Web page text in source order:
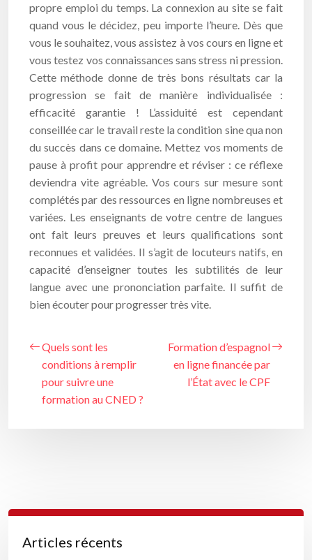
propre emploi du temps. La connexion au site se fait
quand vous le décidez, peu importe l’heure. Dès que
vous le souhaitez, vous assistez à vos cours en ligne et
vous testez vos connaissances sans stress ni pression.
Cette méthode donne de très bons résultats car la
progression se fait de manière individualisée :
efficacité garantie ! L’assiduité est cependant
conseillée car le travail reste la condition sine qua non
du succès dans ce domaine. Mettez vos moments de
pause à profit pour apprendre et réviser : ce réflexe
deviendra vite agréable. Vos cours sur mesure sont
complétés par des ressources en ligne nombreuses et
variées. Les enseignants de votre centre de langues
ont fait leurs preuves et leurs qualifications sont
reconnues et validées. Il s’agit de locuteurs natifs, en
capacité d’enseigner toutes les subtilités de leur
langue avec une prononciation parfaite. Il suffit de
bien écouter pour progresser très vite.
Quels sont les
conditions à remplir
pour suivre une
formation au CNED ?
Formation d’espagnol
en ligne financée par
l’État avec le CPF
Articles récents